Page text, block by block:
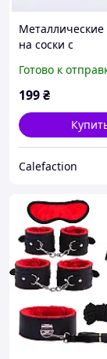
на соски с
прищепки на
регулировкой
Готово к
199₴
Calefaction